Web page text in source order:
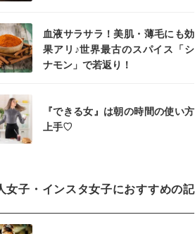
血液サラサラ！美肌・薄毛にも効
果アリ♪世界最古のスパイス「シ
ナモン」で若返り！
『できる女』は朝の時間の使い方
上手♡
女子・インスタ女子におすすめの記